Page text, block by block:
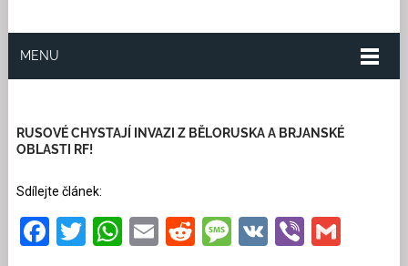
MENU
RUSOVÉ CHYSTAJÍ INVAZI Z BĚLORUSKA A BRJANSKÉ
OBLASTI RF!
Sdílejte článek:
Facebook
Twitter
WhatsApp
EmailRedditMessage
VKViber